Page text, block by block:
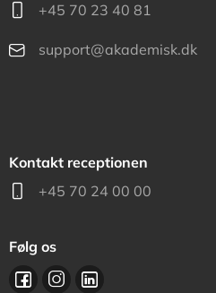
+45 70 23 40 81
support@akademisk.dk
Kontakt receptionen
+45 70 24 00 00
Følg os